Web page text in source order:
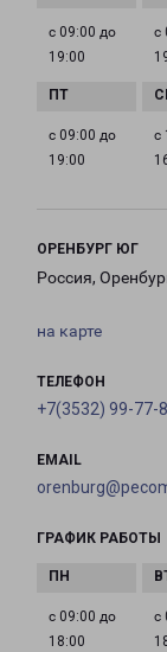
с 09:00 до
19:00
с
с 09:00 до
19:00
с
ОРЕНБУРГ ЮГ
Россия,
на карте
ТЕЛЕФОН
+7(3532) 99-77-
EMAIL
ГРАФИК РАБОТЫ
с 09:00 до
18:00
с